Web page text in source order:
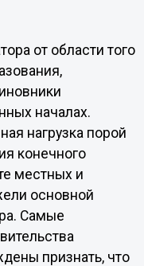
от области того
началах.
нагрузка порой
конечного
местных и
основной
Самые
признать, что